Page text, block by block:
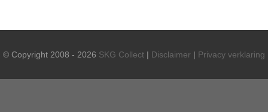
© Copyright 2008 - 2026 SKG Collect | Disclaimer | Privacy verklaring